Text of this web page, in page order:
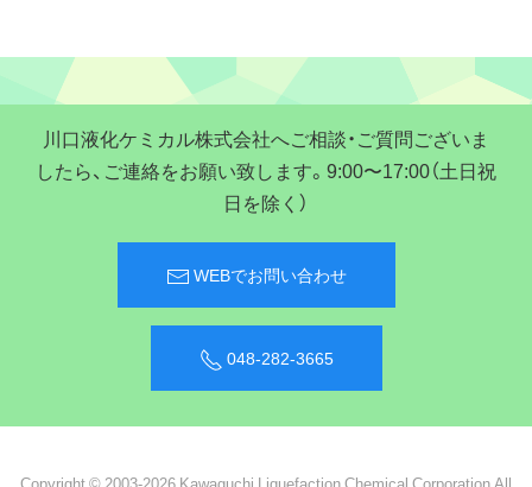
川口液化ケミカル株式会社へご相談・ご質問ございま
したら、ご連絡をお願い致します。9:00〜17:00（土日祝
日を除く）
WEBでお問い合わせ
048-282-3665